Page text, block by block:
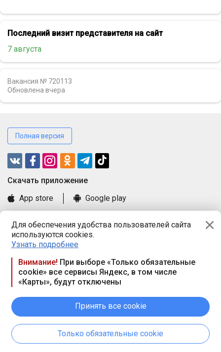
Для обеспечения удобства пользователей сайта
используются cookies.
Узнать подробнее
Внимание! При выборе «Только обязательные
cookie» все сервисы Яндекс, в том числе
«Карты», будут отключены
Принять все cookie
Только обязательные cookie
Последний визит представителя на сайт
7 августа
Вакансия № 720113
Обновлена вчера
Полная версия
Cкачать приложение
App store
Google play
Книга замечаний и предложений
Правила и документы
Praca.by © 2000—2026, ООО «ПРАЦА БАЙ»
Республика Беларусь, 220114, г. Минск, пр-т Независимости
117а, пом. № 9.
вых. дн. — сб., вс.
Режим работы сайта — круглосуточно. E-mail ООО «ПРАЦА
БАЙ» editor@praca.by